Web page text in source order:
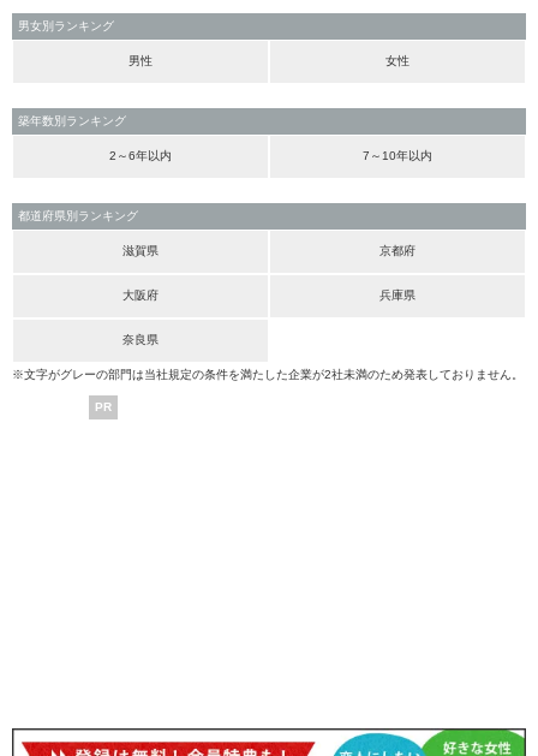
男女別ランキング
男性 女性
築年数別ランキング
2～6年以内 7～10年以内
都道府県別ランキング
滋賀県 京都府
大阪府 兵庫県
奈良県
※文字がグレーの部門は当社規定の条件を満たした企業が2社未満のため発表しておりません。
PR